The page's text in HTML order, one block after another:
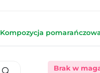
Kompozycja
Brak w